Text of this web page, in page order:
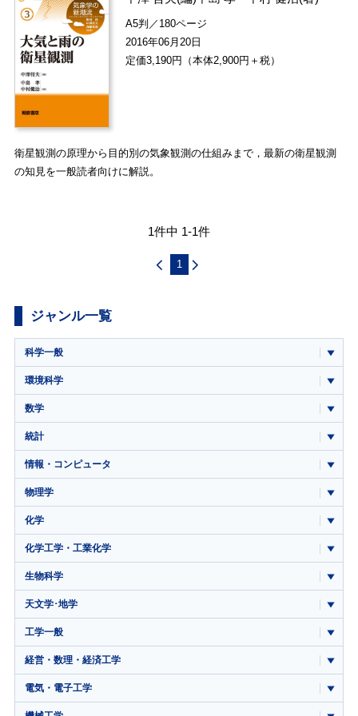
A5判／180ページ
2016年06月20日
定価3,190円（本体2,900円＋税）
衛星観測の原理から目的別の気象観測の仕組みまで，最新の衛星観測
の知見を一般読者向けに解説。
1件中 1-1件
1
ジャンル一覧
科学一般
環境科学
数学
統計
情報・コンピュータ
物理学
化学
化学工学・工業化学
生物科学
天文学･地学
工学一般
経営・数理・経済工学
電気・電子工学